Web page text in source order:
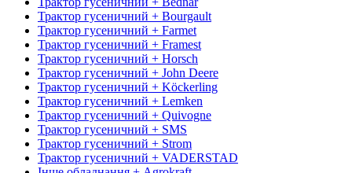
Трактор гусеничний + Bourgault
Трактор гусеничний + Farmet
Трактор гусеничний + Framest
Трактор гусеничний + Horsch
Трактор гусеничний + John Deere
Трактор гусеничний + Köckerling
Трактор гусеничний + Lemken
Трактор гусеничний + Quivogne
Трактор гусеничний + SMS
Трактор гусеничний + Strom
Трактор гусеничний + VADERSTAD